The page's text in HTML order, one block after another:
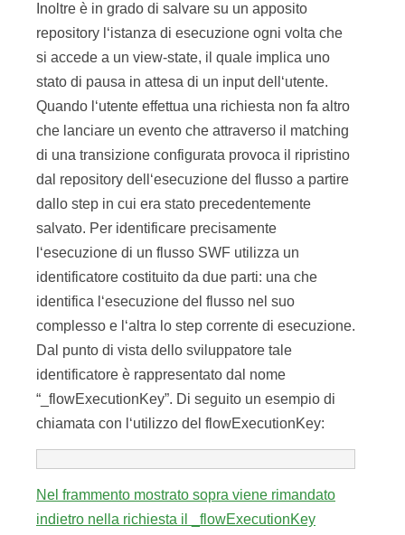
Inoltre è in grado di salvare su un apposito
repository l‘istanza di esecuzione ogni volta che
si accede a un view-state, il quale implica uno
stato di pausa in attesa di un input dell‘utente.
Quando l‘utente effettua una richiesta non fa altro
che lanciare un evento che attraverso il matching
di una transizione configurata provoca il ripristino
dal repository dell‘esecuzione del flusso a partire
dallo step in cui era stato precedentemente
salvato. Per identificare precisamente
l‘esecuzione di un flusso SWF utilizza un
identificatore costituito da due parti: una che
identifica l‘esecuzione del flusso nel suo
complesso e l‘altra lo step corrente di esecuzione.
Dal punto di vista dello sviluppatore tale
identificatore è rappresentato dal nome
“_flowExecutionKey”. Di seguito un esempio di
chiamata con l‘utilizzo del flowExecutionKey:
Nel frammento mostrato sopra viene rimandato
indietro nella richiesta il _flowExecutionKey